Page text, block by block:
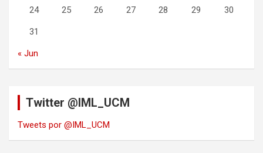
24 25 26 27 28 29 30
31
« Jun
Twitter @IML_UCM
Tweets por @IML_UCM